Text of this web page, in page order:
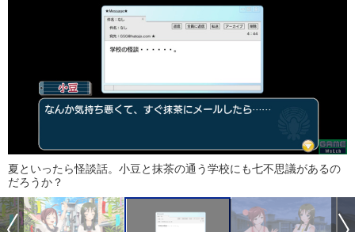
夏といったら怪談話。小豆と抹茶の通う学校にも七不思議があるの
だろうか？